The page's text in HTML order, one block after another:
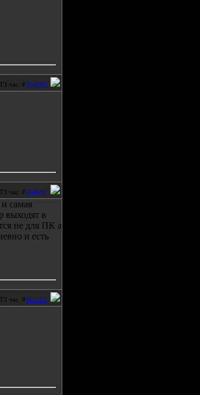
час. #964586
час. #964657
самая
выходят в
не для ПК а
и есть
час. #965502